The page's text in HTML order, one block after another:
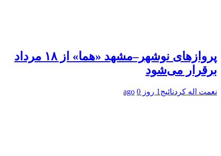
پروازهای نوشهر–مشهد «هما» از ۱۸ مرداد
برقرار می‌شود
نعمت اله کردنائیج 1 روز ago 0